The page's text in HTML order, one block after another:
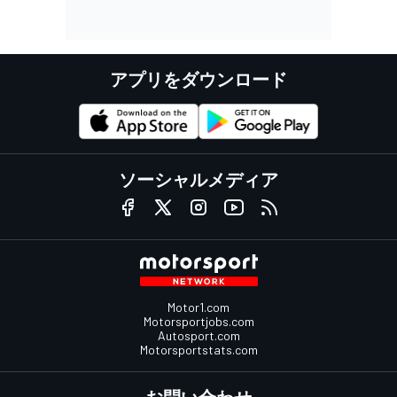
アプリをダウンロード
ソーシャルメディア
Motor1.com
Motorsportjobs.com
Autosport.com
Motorsportstats.com